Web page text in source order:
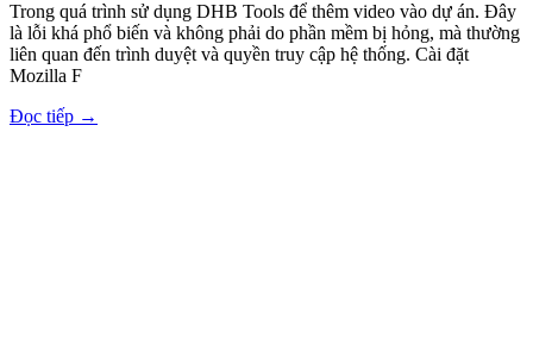
Trong quá trình sử dụng DHB Tools để thêm video vào dự án. Đây
là lỗi khá phổ biến và không phải do phần mềm bị hỏng, mà thường
liên quan đến trình duyệt và quyền truy cập hệ thống. Cài đặt
Mozilla F
Đọc tiếp →